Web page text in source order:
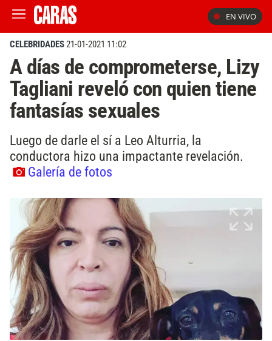
EN VIVO
CELEBRIDADES21-01-2021 11:02
A días de comprometerse, Lizy
Tagliani reveló con quien tiene
fantasías sexuales
Luego de darle el sí a Leo Alturria, la
conductora hizo una impactante revelación.
Galería de fotos